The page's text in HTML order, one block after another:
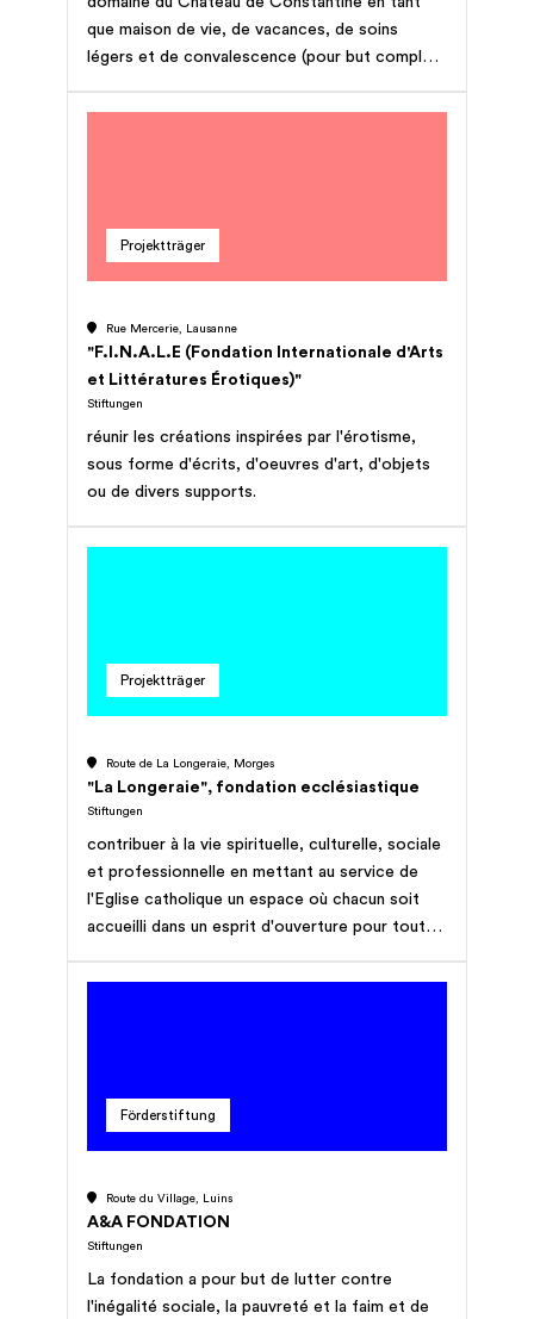
que maison de vie, de vacances, de soins
légers et de convalescence (pour but complet
Projektträger
Rue Mercerie, Lausanne
"F.I.N.A.L.E (Fondation Internationale d'Arts
et Littératures Érotiques)"
Stiftungen
réunir les créations inspirées par l'érotisme,
sous forme d'écrits, d'oeuvres d'art, d'objets
ou de divers supports.
Projektträger
Route de La Longeraie, Morges
"La Longeraie", fondation ecclésiastique
Stiftungen
contribuer à la vie spirituelle, culturelle, sociale
et professionnelle en mettant au service de
l'Eglise catholique un espace où chacun soit
accueilli dans un esprit d'ouverture pour toutes
formation, ainsi que toutes retraites
Förderstiftung
Route du Village, Luins
A&A FONDATION
Stiftungen
La fondation a pour but de lutter contre
l'inégalité sociale, la pauvreté et la faim et de